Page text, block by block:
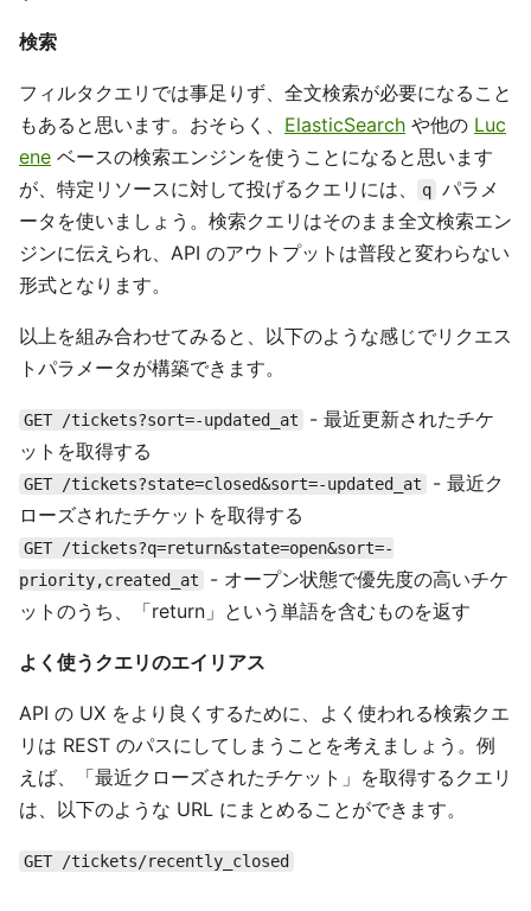
検索
フィルタクエリでは事足りず、全文検索が必要になること
もあると思います。おそらく、 ElasticSearch や他の Luc
ene ベースの検索エンジンを使うことになると思います
が、特定リソースに対して投げるクエリには、
q パラメ
ータを使いましょう。検索クエリはそのまま全文検索エン
ジンに伝えられ、API のアウトプットは普段と変わらない
形式となります。
以上を組み合わせてみると、以下のような感じでリクエス
トパラメータが構築できます。
GET /tickets?sort=-updated_at
- 最近更新されたチケ
ットを取得する
GET /tickets?state=closed&sort=-updated_at
- 最近ク
ローズされたチケットを取得する
GET /tickets?q=return&state=open&sort=-
priority,created_at
- オープン状態で優先度の高いチケ
ットのうち、「return」という単語を含むものを返す
よく使うクエリのエイリアス
API の UX をより良くするために、よく使われる検索クエ
リは REST のパスにしてしまうことを考えましょう。例
えば、「最近クローズされたチケット」を取得するクエリ
は、以下のような URL にまとめることができます。
GET /tickets/recently_closed